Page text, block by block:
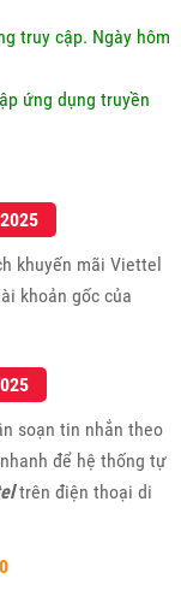
truy cập. Ngày hôm
ứng dụng truyền
khuyến mãi Viettel
khoản gốc của
soạn tin nhắn theo
để hệ thống tự
trên điện thoại di